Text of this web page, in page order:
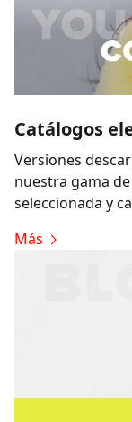
Catálogos
Versiones
nuestra gama
seleccionada y
Más